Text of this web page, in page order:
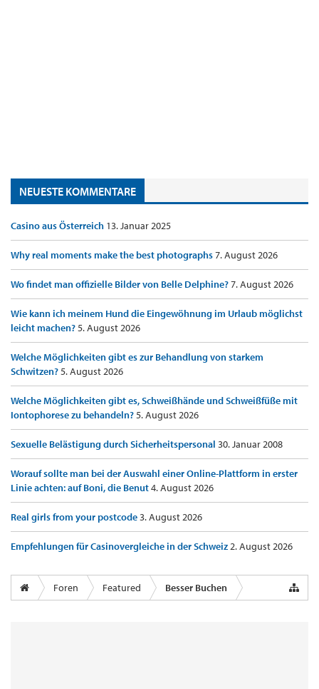
NEUESTE KOMMENTARE
Casino aus Österreich 13. Januar 2025
Why real moments make the best photographs7. August 2026
Wo findet man offizielle Bilder von Belle Delphine?7. August 2026
Wie kann ich meinem Hund die Eingewöhnung im Urlaub möglichst
leicht machen?5. August 2026
Welche Möglichkeiten gibt es zur Behandlung von starkem
Schwitzen?5. August 2026
Welche Möglichkeiten gibt es, Schweißhände und Schweißfüße mit
Iontophorese zu behandeln?5. August 2026
Sexuelle Belästigung durch Sicherheitspersonal 30. Januar 2008
Worauf sollte man bei der Auswahl einer Online-Plattform in erster
Linie achten: auf Boni, die Benut4. August 2026
Real girls from your postcode3. August 2026
Empfehlungen für Casinovergleiche in der Schweiz2. August 2026
Foren Featured Besser Buchen